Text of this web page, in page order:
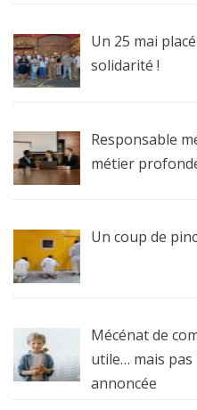
Un 25 mai
solidarité !
Responsable
métier
Un coup de
Mécénat de
utile… mais
annoncée